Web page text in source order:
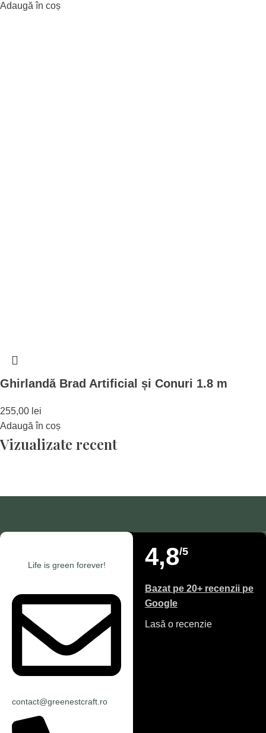
Adaugă în coș
Ghirlandă Brad Artificial și Conuri 1.8 m
255,00 lei
Adaugă în coș
Vizualizate recent
Life is green forever!
contact@greenestcraft.ro
4,8/5
Bazat pe 20+ recenzii pe
Google
Lasă o recenzie